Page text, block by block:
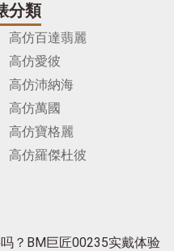
分類
高仿百達翡麗
高仿愛彼
高仿沛納海
高仿萬國
高仿寶格麗
高仿羅傑杜彼
？BM巨匠00235实戴体验